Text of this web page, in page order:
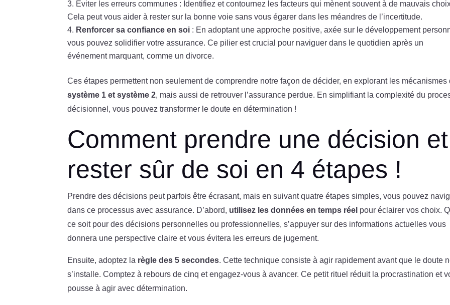
Éviter les erreurs communes : Identifiez et contournez les facteurs qui mènent souvent à de mauvais
Cela peut vous aider à rester sur la bonne voie sans vous égarer dans les méandres de l’incertitude.
Renforcer sa confiance en soi : En adoptant une approche positive, axée sur le développement
vous pouvez solidifier votre assurance. Ce pilier est crucial pour naviguer dans le quotidien après un
événement marquant, comme un divorce.
Ces étapes permettent non seulement de comprendre notre façon de décider, en explorant les mécanismes
système 1 et système 2, mais aussi de retrouver l’assurance perdue. En simplifiant la complexité du
décisionnel, vous pouvez transformer le doute en détermination !
Comment prendre une décision et
rester sûr de soi en 4 étapes !
Prendre des décisions peut parfois être écrasant, mais en suivant quatre étapes simples, vous pouvez
dans ce processus avec assurance. D’abord, utilisez les données en temps réel pour éclairer vos choix.
ce soit pour des décisions personnelles ou professionnelles, s’appuyer sur des informations actuelles vous
donnera une perspective claire et vous évitera les erreurs de jugement.
Ensuite, adoptez la règle des 5 secondes. Cette technique consiste à agir rapidement avant que le doute
s’installe. Comptez à rebours de cinq et engagez-vous à avancer. Ce petit rituel réduit la procrastination et
pousse à agir avec détermination.